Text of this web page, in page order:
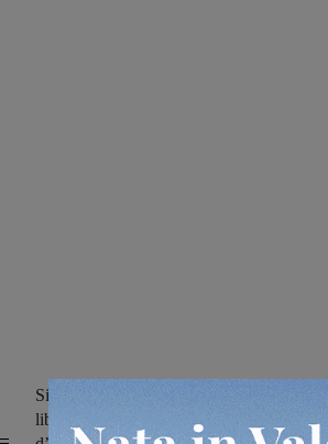
Si chiude la kermesse 2016 organizzata
libero, nell’occasione sarà possibile